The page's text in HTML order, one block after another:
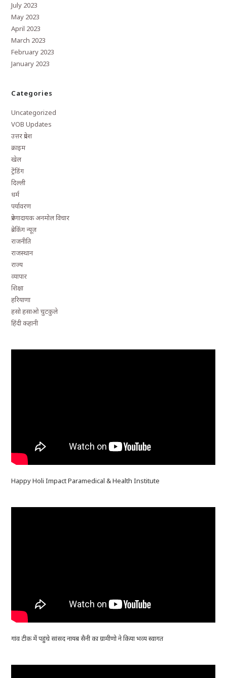
July 2023
May 2023
April 2023
March 2023
February 2023
January 2023
Categories
Uncategorized
VOB Updates
उत्तर प्रदेश
क्राइम
खेल
ट्रेंडिंग
दिल्ली
धर्म
पर्यावरण
प्रेरणादायक अनमोल विचार
ब्रेकिंग न्यूज़
राजनीति
राजस्थान
राज्य
व्यापार
शिक्षा
हरियाणा
हसो हसाओ चुटकुले
हिंदी कहानी
Happy Holi Impact Paramedical & Health Institute
गांव टीक में पहुंचे सांसद नायब सैनी का ग्रामीणो ने किया भव्य स्वागत